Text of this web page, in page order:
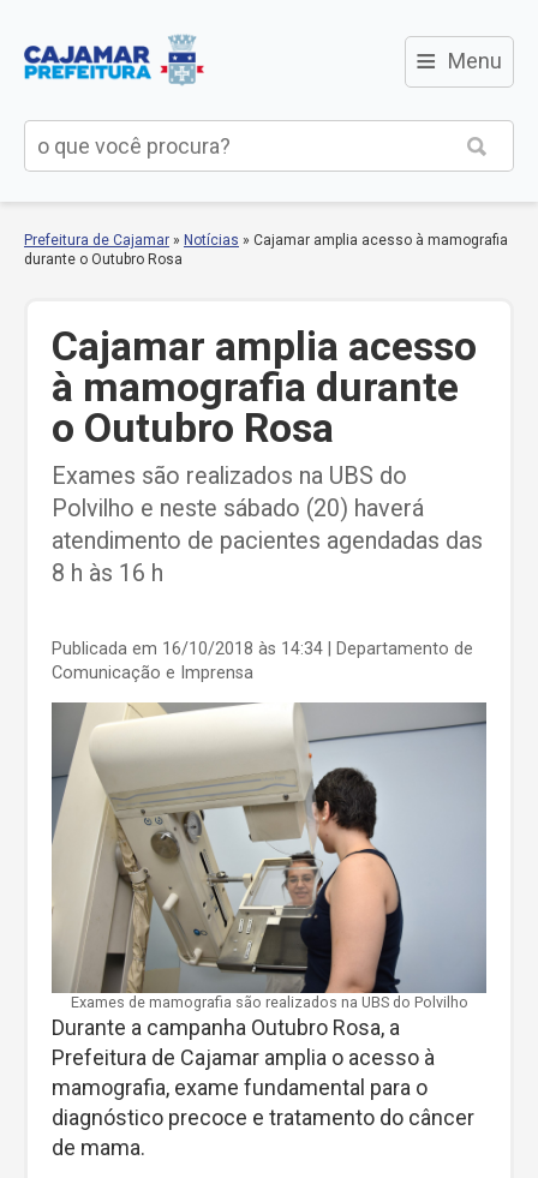
≡ Menu
Prefeitura de Cajamar » Notícias » Cajamar amplia acesso à mamografia
durante o Outubro Rosa
Cajamar amplia acesso
à mamografia durante
o Outubro Rosa
Exames são realizados na UBS do
Polvilho e neste sábado (20) haverá
atendimento de pacientes agendadas das
8 h às 16 h
Publicada em 16/10/2018 às 14:34
| Departamento de
Comunicação e Imprensa
Exames de mamografia são realizados na UBS do Polvilho
Durante a campanha Outubro Rosa, a
Prefeitura de Cajamar amplia o acesso à
mamografia, exame fundamental para o
diagnóstico precoce e tratamento do câncer
de mama.